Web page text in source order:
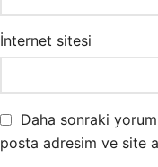
İnternet sitesi
Daha sonraki
posta adresim ve site